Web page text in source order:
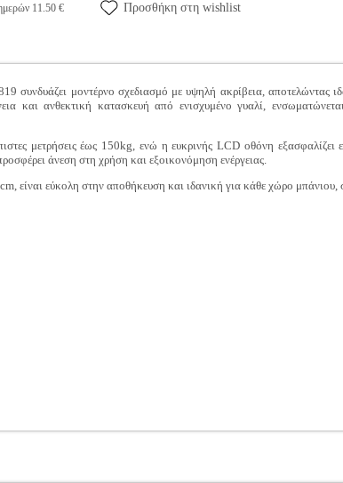
11.50 € Προσθήκη στη wishlist
μοντέρνο σχεδιασμό με υψηλή ακρίβεια, αποτελώντας
και ανθεκτική κατασκευή από ενισχυμένο γυαλί,
μετρήσεις έως 150kg, ενώ η ευκρινής LCD οθόνη
άνεση στη χρήση και εξοικονόμηση ενέργειας.
είναι εύκολη στην αποθήκευση και ιδανική για κάθε χώρο μπάνιου,